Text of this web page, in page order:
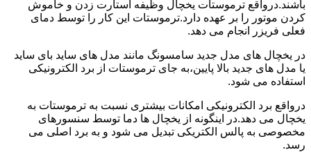
باشند.درواقع ترموستات یخچال وظیفه استارت زدن و خاموش
کردن موتور را بر عهده دارد.ترموستات این کار را توسط دمای
فعلی فریزر انجام می دهد.
در یخچال های مدل جدید سامسونگ مانند مدل های ساید بای ساید
یا مدل های جدید بالا پایین،به جای ترموستات از برد الکترونیکی
استفاده می شود.
درواقع برد الکترونیکی امکانات بیشتری نسبت به ترموستات به
یخچال می دهد.در اینگونه از یخچال ها دما توسط سنسورهای
مخصوصی به پالس الکتریکی تبدیل می شود و به برد اصلی می
رسد.